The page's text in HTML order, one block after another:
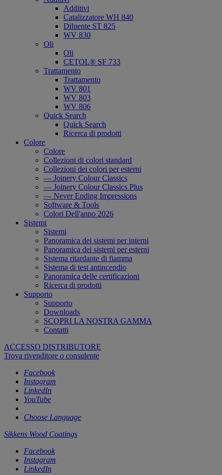
Additivi
Catalizzatore WH 840
Diluente ST 825
WV 830
Oli
Oli
CETOL® SF 733
Trattamento
Trattamento
WV 801
WV 803
WV 806
Quick Search
Quick Search
Ricerca di prodotti
Colore
Colore
Collezioni di colori standard
Collezioni dei colori per esterni
— Joinery Colour Classics
— Joinery Colour Classics Plus
— Never Ending Impressions
Software & Tools
Colori Dell'anno 2026
Sistemi
Sistemi
Panoramica dei sistemi per interni
Panoramica dei sistemi per esterni
Sistema ritardante di fiamma
Sistema di test antincendio
Panoramica delle certificazioni
Ricerca di prodotti
Supporto
Supporto
Downloads
SCOPRI LA NOSTRA GAMMA
Contatti
ACCESSO DISTRIBUTORE
Trova rivenditore o consulente
Facebook
Instagram
LinkedIn
YouTube
Choose Language
Sikkens Wood Coatings
Facebook
Instagram
LinkedIn